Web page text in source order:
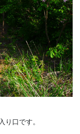
り口です。